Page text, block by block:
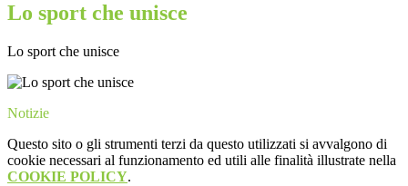
Lo sport che unisce
Lo sport che unisce
Notizie
Questo sito o gli strumenti terzi da questo utilizzati si avvalgono di
cookie necessari al funzionamento ed utili alle finalità illustrate nella
COOKIE POLICY.